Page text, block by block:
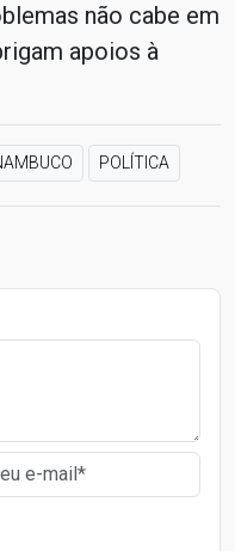
não cabe em
apoios à
POLÍTICA